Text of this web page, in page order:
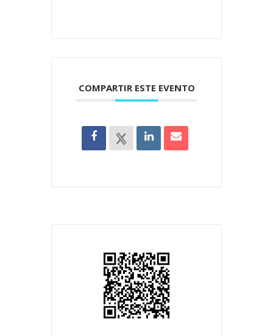
COMPARTIR ESTE EVENTO